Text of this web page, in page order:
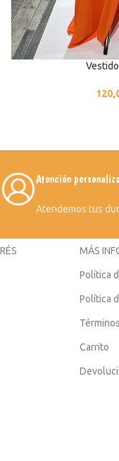
Atención
Atendemos tus
MÁS
Política
Política
Carrito